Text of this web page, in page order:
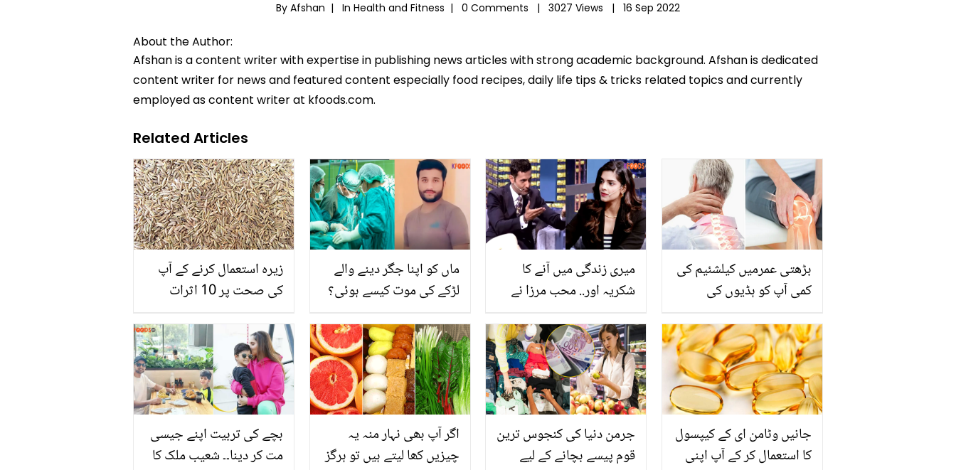
By Afshan | In Health and Fitness | 0 Comments | 3027 Views | 16 Sep 2022
About the Author:
Afshan is a content writer with expertise in publishing news articles with strong academic background. Afshan is dedicated
content writer for news and featured content especially food recipes, daily life tips & tricks related topics and currently
employed as content writer at kfoods.com.
Related Articles
زیرہ استعمال کرنے کے آپ
کی صحت پر 10 اثرات
ماں کو اپنا جگر دینے والے
لڑکے کی موت کیسے ہوئی؟
کو دکھی کردیا
میری زندگی میں آنے کا
شکریہ اور.. محب مرزا نے
سے کیا کہا کہ لوگ بھی
خوش ہوگئے؟
بڑھتی عمرمیں کیلشئیم کی
کمی آپ کو ہڈیوں کی
ہے، یہ کمی کن غذاؤن سے
پوری ہو سکتی ہے۔
بچے کی تربیت اپنے جیسی
مت کر دینا۔۔ شعیب ملک کا
اگر آپ بھی نہار منہ یہ
چیزیں کھا لیتے ہیں تو ہرگز
جرمن دنیا کی کنجوس ترین
قوم پیسے بچانے کے لیے
جانیں وٹامن ای کے کیپسول
کا استعمال کر کے آپ اپنی